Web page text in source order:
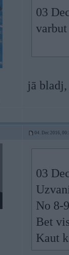
03
jā
04. Dec 2016,
03
No 8-
Bet
Kaut